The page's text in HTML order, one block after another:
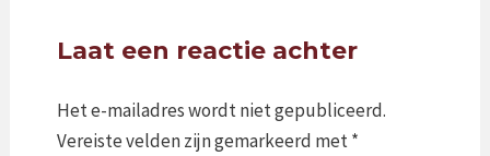
Laat een reactie achter
Het e-mailadres wordt niet gepubliceerd.
Vereiste velden zijn gemarkeerd met*